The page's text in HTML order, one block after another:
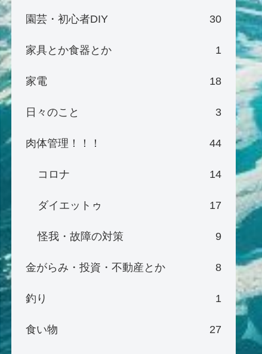
園芸・初心者DIY 30
家具とか食器とか 1
家電 18
日々のこと 3
肉体管理！！！ 44
コロナ 14
ダイエットゥ 17
怪我・故障の対策 9
金がらみ・投資・不動産とか 8
釣り 1
食い物 27